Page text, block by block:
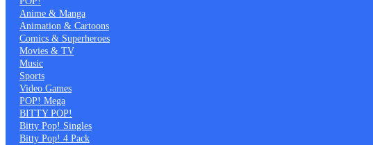
Anime & Manga
Animation & Cartoons
Comics & Superheroes
Movies & TV
Music
Sports
Video Games
POP! Mega
BITTY POP!
Bitty Pop! Singles
Bitty Pop! 4 Pack